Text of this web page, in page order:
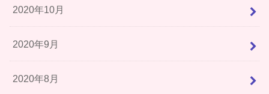
2020年10月
2020年9月
2020年8月